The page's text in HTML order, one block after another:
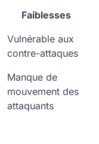
Faiblesses
Vulnérable aux
contre-attaques
Manque de
mouvement des
attaquants